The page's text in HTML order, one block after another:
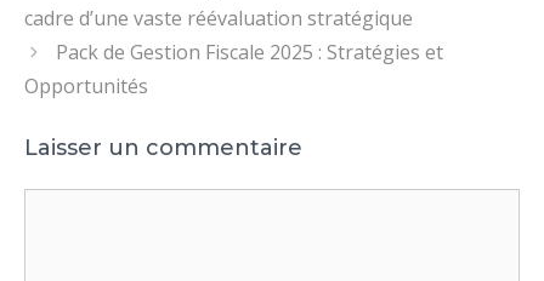
cadre d’une vaste réévaluation stratégique
Pack de Gestion Fiscale 2025 : Stratégies et
Opportunités
Laisser un commentaire